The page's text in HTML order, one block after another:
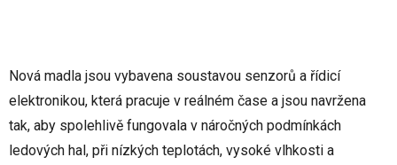
Nová madla jsou vybavena soustavou senzorů a řídicí
elektronikou, která pracuje v reálném čase a jsou navržena
tak, aby spolehlivě fungovala v náročných podmínkách
ledových hal, při nízkých teplotách, vysoké vlhkosti a